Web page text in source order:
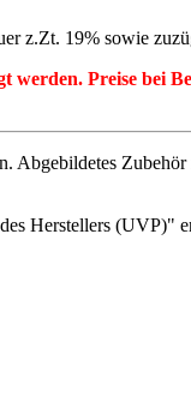
z.Zt. 19% sowie
Preise bei
Herstellers (UVP)"